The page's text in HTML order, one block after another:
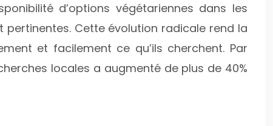
d’options végétariennes dans les
Cette évolution radicale rend la
et facilement ce qu’ils cherchent. Par
locales a augmenté de plus de 40%